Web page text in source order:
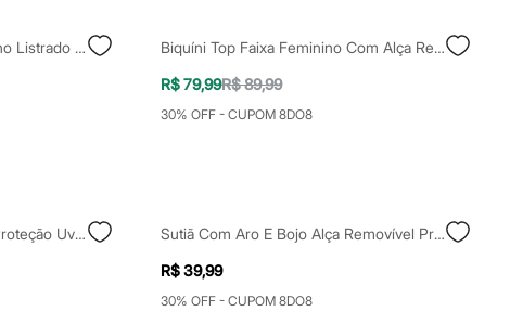
Biquíni Top Triângulo Feminino Listrado Mindset Off White
Biquíni Top Faixa Feminino Com Alça Removível Laranja
R$ 79,99R$ 89,99
30% OFF - CUPOM 8DO8
Biquíni Top Bojo Removível Proteção Uv Preto
Sutiã Com Aro E Bojo Alça Removível Preto
R$ 39,99
30% OFF - CUPOM 8DO8